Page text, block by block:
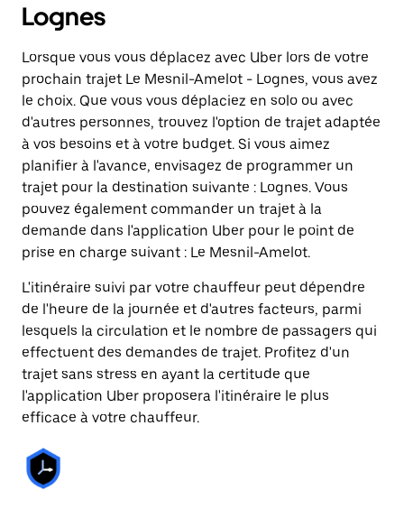
Lognes
Lorsque vous vous déplacez avec Uber lors de votre
prochain trajet Le Mesnil-Amelot - Lognes, vous avez
le choix. Que vous vous déplaciez en solo ou avec
d'autres personnes, trouvez l'option de trajet adaptée
à vos besoins et à votre budget. Si vous aimez
planifier à l'avance, envisagez de programmer un
trajet pour la destination suivante : Lognes. Vous
pouvez également commander un trajet à la
demande dans l'application Uber pour le point de
prise en charge suivant : Le Mesnil-Amelot.
L'itinéraire suivi par votre chauffeur peut dépendre
de l'heure de la journée et d'autres facteurs, parmi
lesquels la circulation et le nombre de passagers qui
effectuent des demandes de trajet. Profitez d'un
trajet sans stress en ayant la certitude que
l'application Uber proposera l'itinéraire le plus
efficace à votre chauffeur.